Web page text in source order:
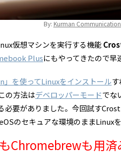
By: Kurman
仮想マシンを実行する機能
Plusにもやってきたので早
」を使ってLinuxをインストール
の方法はデベロッパーモードでな
必要がありました。今回試す
のセキュアな環境のままLinux
Chromebrewも用済